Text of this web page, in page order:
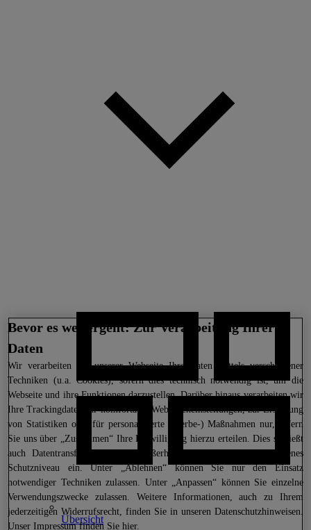
Übersicht
Bevor es weitergeht: Zur Verarbeitung Ihrer
Daten
Wir verarbeiten auf unserer Webseite Ihre Daten mittels verschiedener
Techniken (u.a. Cookies), sofern dies technisch notwendig ist, um die
Webseite und ihre Funktionen darzustellen. Darüber hinaus verarbeiten wir
Ihre Trackingdaten für komfortable Webseiteneinstellungen, zur Erstellung
von Statistiken oder für personalisierte (Werbe-) Maßnahmen nur, sofern
Sie uns über „Zustimmen“ Ihre Einwilligung hierzu erteilen. Dies schließt
auch Datentransfers in Länder außerhalb der EU ohne angemessenes
Schutzniveau ein. Unter „Ablehnen“ können Sie nur den Einsatz
notwendiger Techniken zulassen. Unter „Anpassen“ können Sie einzelne
Verwendungszwecke zulassen. Weitere Informationen, auch zu Ihrem
jederzeitigen Widerrufsrecht, finden Sie in unseren Datenschutzhinweisen.
Unser Impressum finden Siehier.